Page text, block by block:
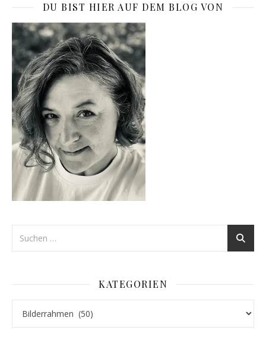
DU BIST HIER AUF DEM BLOG VON
KATEGORIEN